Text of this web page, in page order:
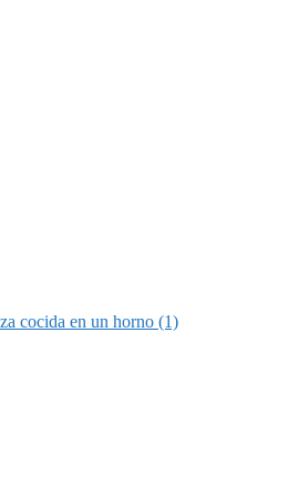
cocida en un horno (1)